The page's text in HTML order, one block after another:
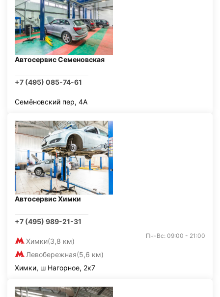
Автосервис Семеновская
+7 (495) 085-74-61
Семёновский пер, 4А
Автосервис Химки
+7 (495) 989-21-31
Химки(3,8 км)
Левобережная(5,6 км)
Пн-Вс: 09:00 - 21:00
Химки, ш Нагорное, 2к7